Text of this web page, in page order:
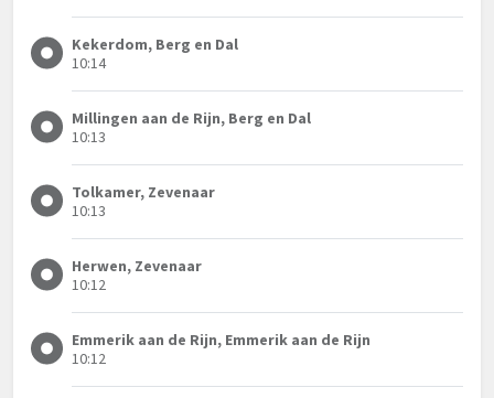
Kekerdom, Berg en Dal
10:14
Millingen aan de Rijn, Berg en Dal
10:13
Tolkamer, Zevenaar
10:13
Herwen, Zevenaar
10:12
Emmerik aan de Rijn, Emmerik aan de Rijn
10:12